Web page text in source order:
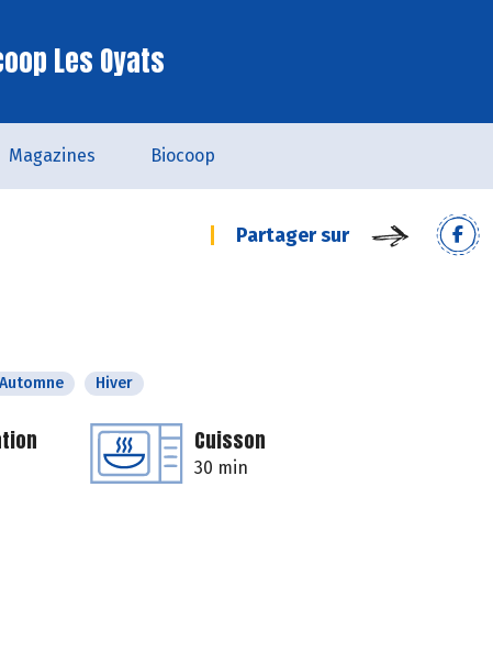
Les Oyats
Magazines Biocoop
Partager sur
Automne Hiver
Cuisson
30 min